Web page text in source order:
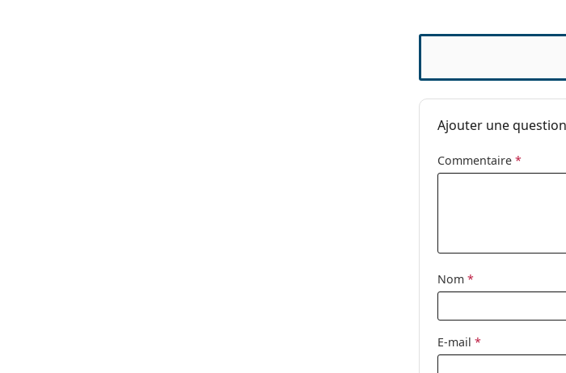
Ajouter une
Commentaire *
Nom *
E-mail *